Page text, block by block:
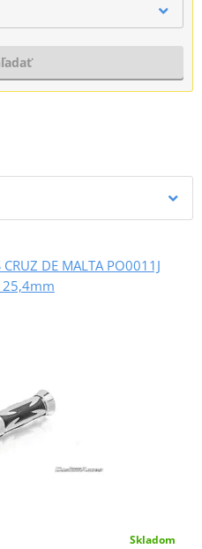
DE MALTA PO0011J
25,4mm
Skladom